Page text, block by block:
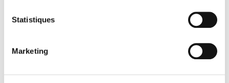
Statistiques
Marketing
CHRISTINE
SEDLIK
AMIGORENA
Directeur de recherche